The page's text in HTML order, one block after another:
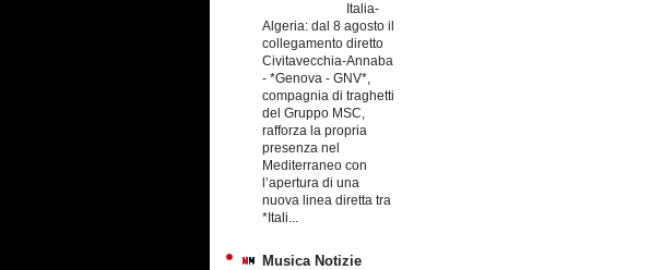
Italia-
Algeria: dal 8 agosto il
collegamento diretto
Civitavecchia-Annaba
- *Genova - GNV*,
compagnia di traghetti
del Gruppo MSC,
rafforza la propria
presenza nel
Mediterraneo con
l’apertura di una
nuova linea diretta tra
*Itali...
Musica Notizie